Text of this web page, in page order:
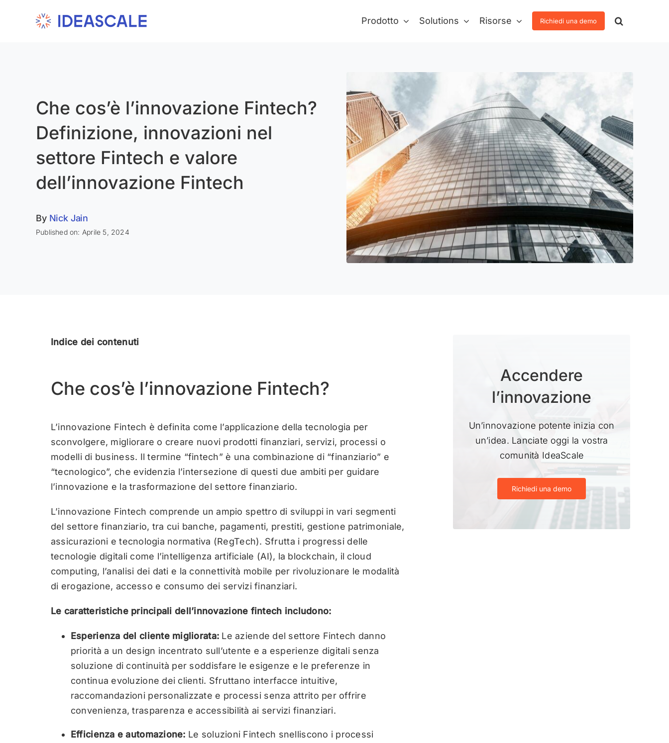
Prodotto Solutions Risorse Richiedi una demo
Che cos’è l’innovazione Fintech?
Definizione, innovazioni nel
settore Fintech e valore
dell’innovazione Fintech
By Nick Jain
Published on: Aprile 5, 2024
Indice dei contenuti
Che cos’è l’innovazione Fintech?
L’innovazione Fintech è definita come l’applicazione della tecnologia per
sconvolgere, migliorare o creare nuovi prodotti finanziari, servizi, processi o
modelli di business. Il termine “fintech” è una combinazione di “finanziario” e
“tecnologico”, che evidenzia l’intersezione di questi due ambiti per guidare
l’innovazione e la trasformazione del settore finanziario.
L’innovazione Fintech comprende un ampio spettro di sviluppi in vari segmenti
del settore finanziario, tra cui banche, pagamenti, prestiti, gestione patrimoniale,
assicurazioni e tecnologia normativa (RegTech). Sfrutta i progressi delle
tecnologie digitali come l’intelligenza artificiale (AI), la blockchain, il cloud
computing, l’analisi dei dati e la connettività mobile per rivoluzionare le modalità
di erogazione, accesso e consumo dei servizi finanziari.
Le caratteristiche principali dell’innovazione fintech includono:
Esperienza del cliente migliorata: Le aziende del settore Fintech danno
priorità a un design incentrato sull’utente e a esperienze digitali senza
soluzione di continuità per soddisfare le esigenze e le preferenze in
continua evoluzione dei clienti. Sfruttano interfacce intuitive,
raccomandazioni personalizzate e processi senza attrito per offrire
convenienza, trasparenza e accessibilità ai servizi finanziari.
Efficienza e automazione: Le soluzioni Fintech snelliscono i processi
Accendere
l’innovazione
Un’innovazione potente inizia con
un’idea. Lanciate oggi la vostra
comunità IdeaScale
Richiedi una demo